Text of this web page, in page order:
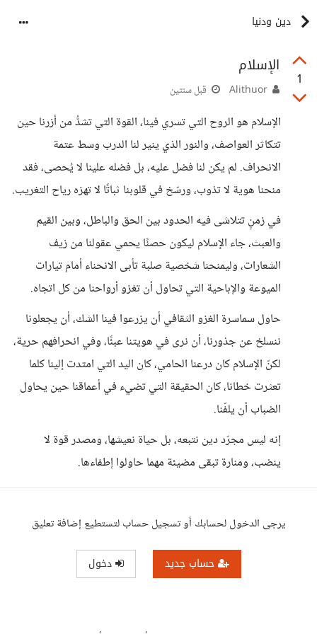
دين ودنيا
1
الإسلام
قبل سنتين
الإسلام هو الروح التي تسري فينا، القوة التي تشدُّ من أزرنا حين
تتكاثر العواصف، والنور الذي ينير لنا الدرب وسط عتمة
الانحراف. لم يكن لنا فضل عليه، بل فضله علينا لا يُحصى، فقد
منحنا هوية لا تذوب، ورسّخ في قلوبنا ثباتًا لا تهزه رياح التغريب.
في زمنٍ تتلاشى فيه الحدود بين الحق والباطل، وبين القيم
والعبث، جاء الإسلام ليكون حصنًا يحمي عقولنا من زيف
الشعارات، وليمنحنا شخصية صلبة تأبى الانحناء أمام تيارات
الميوعة والإباحية التي تحاول أن تغزو أرواحنا من كل اتجاه.
حاول سماسرة الغزو الثقافي أن يزرعوا فينا الشك، أن يجعلونا
ننسلخ عن جذورنا، أن نرى في هويتنا عبئًا، وفي انحرافهم حرية،
لكنّ الإسلام كان درعنا الحامي، كان اليد التي امتدت إلينا كلما
تعثرت خطانا، كان الحقيقة التي تضيء في أعماقنا حين يحاول
الضباب أن يلفّنا.
إنه ليس مجرّد دين نتبعه، بل حياة نعيشها، ومصدر قوة لا
ينضب، ومنارة تبقى مضيئة مهما حاولوا إطفاءها.
يرجى الدخول لحسابك أو تسجيل حساب لتستطيع إضافة تعليق
حساب جديد دخول